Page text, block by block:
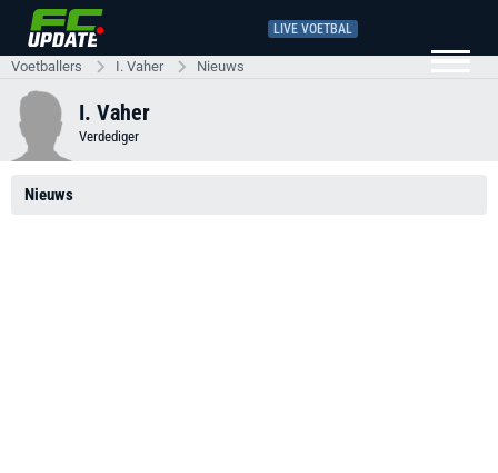
LIVE VOETBAL
Voetballers I. Vaher Nieuws
I. Vaher
Verdediger
Nieuws